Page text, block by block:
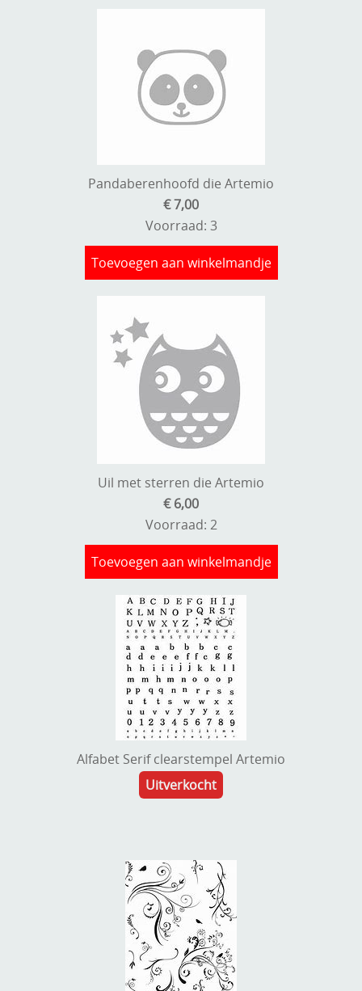
Pandaberenhoofd die Artemio
€ 7,00
Voorraad: 3
Toevoegen aan winkelmandje
Uil met sterren die Artemio
€ 6,00
Voorraad: 2
Toevoegen aan winkelmandje
Alfabet Serif clearstempel Artemio
Uitverkocht